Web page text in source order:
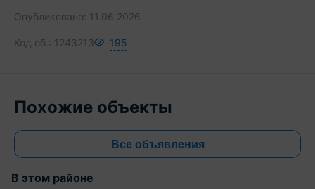
Опубликовано: 11.06.2026
Код об.: 1243213 195
Похожие объекты
Все объявления
В этом районе